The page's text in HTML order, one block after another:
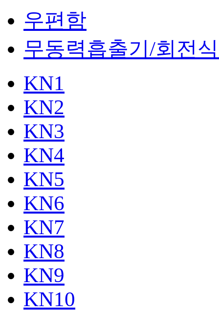
우편함
무동력흡출기/회전
KN1
KN2
KN3
KN4
KN5
KN6
KN7
KN8
KN9
KN10